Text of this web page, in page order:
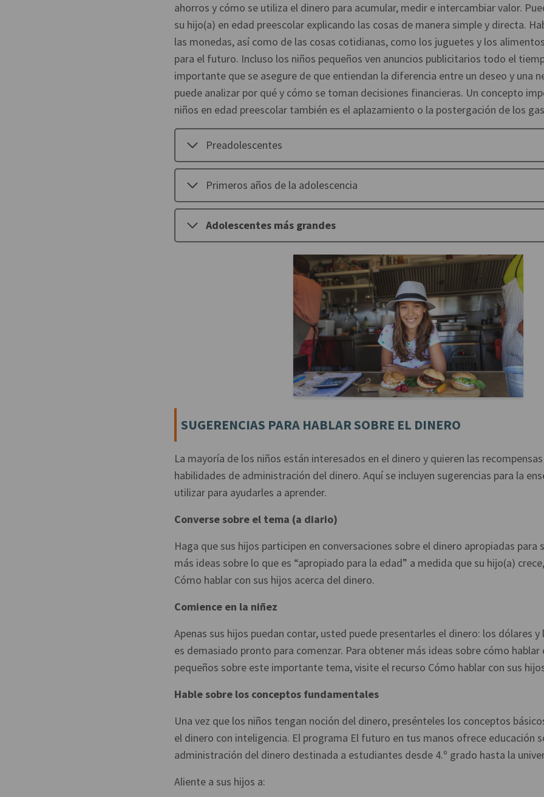
ahorros y cómo se utiliza el dinero para acumular, medir e intercambiar valor.
su hijo(a) en edad preescolar explicando las cosas de manera simple y directa.
las monedas, así como de las cosas cotidianas, como los juguetes y los
para el futuro. Incluso los niños pequeños ven anuncios publicitarios todo el
importante que se asegure de que entiendan la diferencia entre un deseo y una
puede analizar por qué y cómo se toman decisiones financieras. Un concepto
niños en edad preescolar también es el aplazamiento o la postergación de los
Preadolescentes
Primeros años de la adolescencia
Adolescentes más grandes
SUGERENCIAS PARA HABLAR SOBRE EL DINERO
La mayoría de los niños están interesados en el dinero y quieren las
habilidades de administración del dinero. Aquí se incluyen sugerencias para la
utilizar para ayudarles a aprender.
Converse sobre el tema (a diario)
Haga que sus hijos participen en conversaciones sobre el dinero apropiadas para
más ideas sobre lo que es “apropiado para la edad” a medida que su hijo(a)
Cómo hablar con sus hijos acerca del dinero.
Comience en la niñez
Apenas sus hijos puedan contar, usted puede presentarles el dinero: los dólares y
es demasiado pronto para comenzar. Para obtener más ideas sobre cómo hablar
pequeños sobre este importante tema, visite el recurso Cómo hablar con sus
Hable sobre los conceptos fundamentales
Una vez que los niños tengan noción del dinero, presénteles los conceptos
el dinero con inteligencia. El programa El futuro en tus manos ofrece educación
administración del dinero destinada a estudiantes desde 4.º grado hasta la
Aliente a sus hijos a: